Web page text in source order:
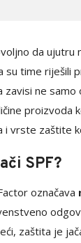
da ujutru
su time riješili
ne samo
proizvoda
i vrste zaštite
SPF?
označava
zaštita je